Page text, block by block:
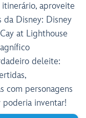
aproveite
da Disney: Disney
at Lighthouse
deleite:
com personagens
inventar!